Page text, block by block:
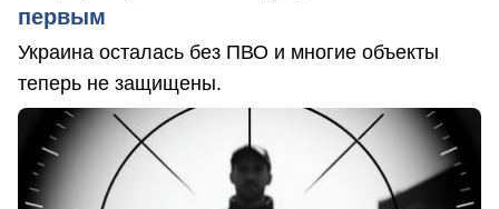
первым
Украина осталась без ПВО и многие объекты
теперь не защищены.